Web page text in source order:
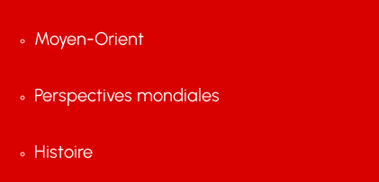
Moyen-Orient
Perspectives mondiales
Histoire